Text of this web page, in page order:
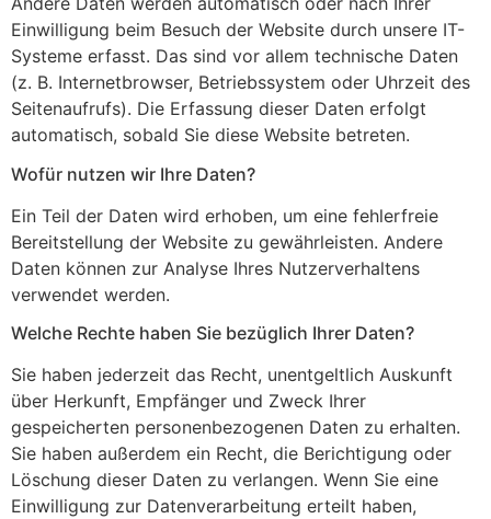
Einwilligung beim Besuch der Website durch unsere IT-
Systeme erfasst. Das sind vor allem technische Daten
(z. B. Internetbrowser, Betriebssystem oder Uhrzeit des
Seitenaufrufs). Die Erfassung dieser Daten erfolgt
automatisch, sobald Sie diese Website betreten.
Wofür nutzen wir Ihre Daten?
Ein Teil der Daten wird erhoben, um eine fehlerfreie
Bereitstellung der Website zu gewährleisten. Andere
Daten können zur Analyse Ihres Nutzerverhaltens
verwendet werden.
Welche Rechte haben Sie bezüglich Ihrer Daten?
Sie haben jederzeit das Recht, unentgeltlich Auskunft
über Herkunft, Empfänger und Zweck Ihrer
gespeicherten personenbezogenen Daten zu erhalten.
Sie haben außerdem ein Recht, die Berichtigung oder
Löschung dieser Daten zu verlangen. Wenn Sie eine
Einwilligung zur Datenverarbeitung erteilt haben,